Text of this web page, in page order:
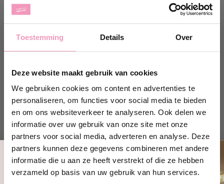
Toestemming Details Over
Deze website maakt gebruik van cookies
We gebruiken cookies om content en advertenties te
personaliseren, om functies voor social media te bieden
en om ons websiteverkeer te analyseren. Ook delen we
informatie over uw gebruik van onze site met onze
partners voor social media, adverteren en analyse. Deze
partners kunnen deze gegevens combineren met andere
informatie die u aan ze heeft verstrekt of die ze hebben
verzameld op basis van uw gebruik van hun services.
Shop hier
Op voorraad
Normale
11,50
Allesreiniger
Stoccolma
Op voorraad
Ontvang 10% korting!